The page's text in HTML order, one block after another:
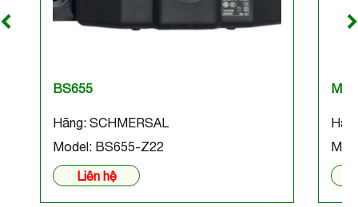
BS655
Hãng: SCHMERSAL
Model: BS655-Z22
Liên hệ